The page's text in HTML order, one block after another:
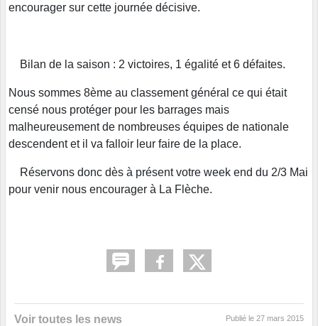
encourager sur cette journée décisive.
Bilan de la saison : 2 victoires, 1 égalité et 6 défaites.
Nous sommes 8ème au classement général ce qui était
censé nous protéger pour les barrages mais
malheureusement de nombreuses équipes de nationale
descendent et il va falloir leur faire de la place.
Réservons donc dès à présent votre week end du 2/3 Mai
pour venir nous encourager à La Flèche.
Voir toutes les news Publié le 27 mars 2015